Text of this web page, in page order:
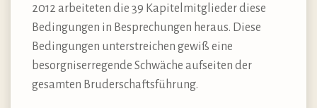
2012 arbeiteten die 39 Kapitelmitglieder diese
Bedingungen in Besprechungen heraus. Diese
Bedingungen unterstreichen gewiß eine
besorgniserregende Schwäche aufseiten der
gesamten Bruderschaftsführung.